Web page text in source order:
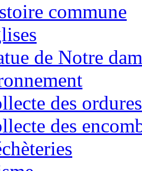
commune
de Notre
des ordures
des